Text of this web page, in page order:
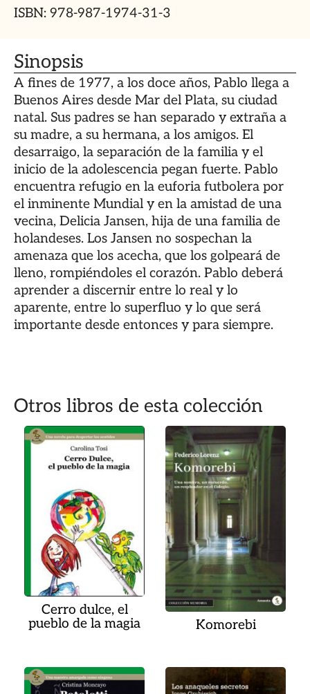
ISBN: 978-987-1974-31-3
Sinopsis
A fines de 1977, a los doce años, Pablo llega a
Buenos Aires desde Mar del Plata, su ciudad
natal. Sus padres se han separado y extraña a
su madre, a su hermana, a los amigos. El
desarraigo, la separación de la familia y el
inicio de la adolescencia pegan fuerte. Pablo
encuentra refugio en la euforia futbolera por
el inminente Mundial y en la amistad de una
vecina, Delicia Jansen, hija de una familia de
holandeses. Los Jansen no sospechan la
amenaza que los acecha, que los golpeará de
lleno, rompiéndoles el corazón. Pablo deberá
aprender a discernir entre lo real y lo
aparente, entre lo superfluo y lo que será
importante desde entonces y para siempre.
Otros libros de esta colección
Cerro dulce, el
pueblo de la magia
Komorebi